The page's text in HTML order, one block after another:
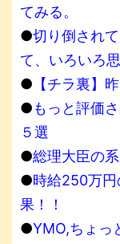
てみる。
●切り倒され
て、いろいろ思
● 【チラ裏】
●もっと評価
５選
●総理大臣の
●時給250万
果！！
●YMO,ちょっ